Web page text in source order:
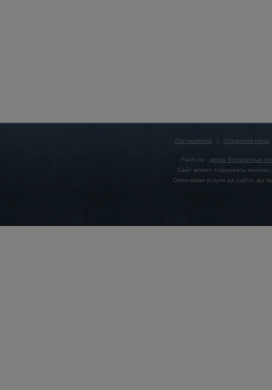
Соглашение | Обратная связь
Flado.ru - доска бесплатных
Сайт может содержать
Оплачивая услуги на сайте, вы